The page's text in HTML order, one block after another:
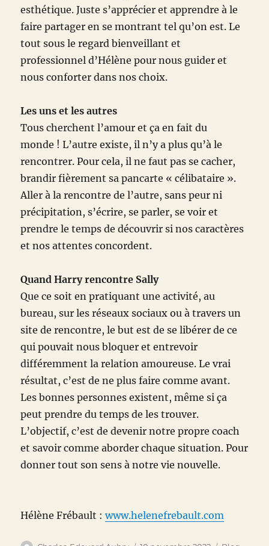
esthétique. Juste s’apprécier et apprendre à le
faire partager en se montrant tel qu’on est. Le
tout sous le regard bienveillant et
professionnel d’Hélène pour nous guider et
nous conforter dans nos choix.
Les uns et les autres
Tous cherchent l’amour et ça en fait du
monde ! L’autre existe, il n’y a plus qu’à le
rencontrer. Pour cela, il ne faut pas se cacher,
brandir fièrement sa pancarte « célibataire ».
Aller à la rencontre de l’autre, sans peur ni
précipitation, s’écrire, se parler, se voir et
prendre le temps de découvrir si nos caractères
et nos attentes concordent.
Quand Harry rencontre Sally
Que ce soit en pratiquant une activité, au
bureau, sur les réseaux sociaux ou à travers un
site de rencontre, le but est de se libérer de ce
qui pouvait nous bloquer et entrevoir
différemment la relation amoureuse. Le vrai
résultat, c’est de ne plus faire comme avant.
Les bonnes personnes existent, même si ça
peut prendre du temps de les trouver.
L’objectif, c’est de devenir notre propre coach
et savoir comme aborder chaque situation. Pour
donner tout son sens à notre vie nouvelle.
Hélène Frébault :www.helenefrebault.com